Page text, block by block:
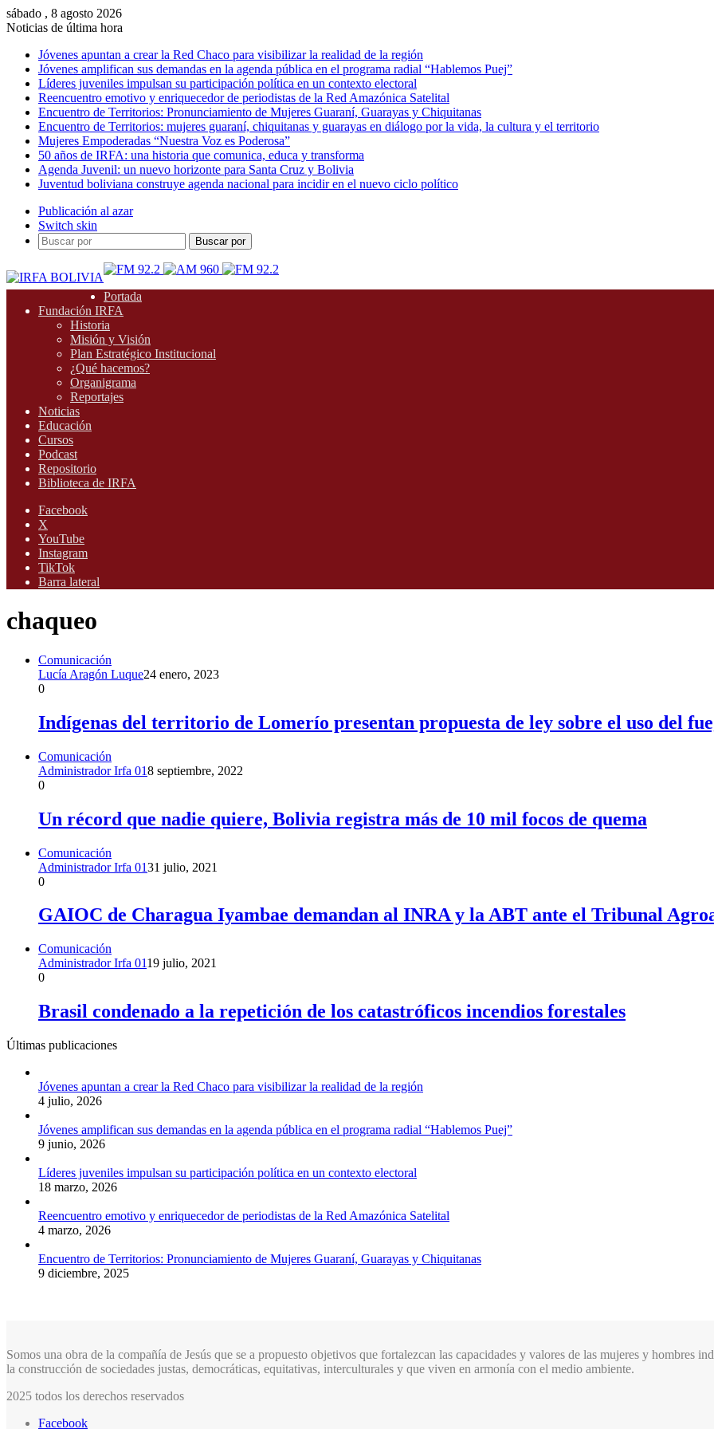
sábado , 8 agosto 2026
Noticias de última hora
Jóvenes apuntan a crear la Red Chaco para visibilizar la realidad de la región
Jóvenes amplifican sus demandas en la agenda pública en el programa radial “Hablemos Puej”
Líderes juveniles impulsan su participación política en un contexto electoral
Reencuentro emotivo y enriquecedor de periodistas de la Red Amazónica Satelital
Encuentro de Territorios: Pronunciamiento de Mujeres Guaraní, Guarayas y Chiquitanas
Encuentro de Territorios: mujeres guaraní, chiquitanas y guarayas en diálogo por la vida, la cultura y el territorio
Mujeres Empoderadas “Nuestra Voz es Poderosa”
50 años de IRFA: una historia que comunica, educa y transforma
Agenda Juvenil: un nuevo horizonte para Santa Cruz y Bolivia
Juventud boliviana construye agenda nacional para incidir en el nuevo ciclo político
Publicación al azar
Switch skin
Buscar por
Portada
Fundación IRFA
Historia
Misión y Visión
Plan Estratégico Institucional
¿Qué hacemos?
Organigrama
Reportajes
Noticias
Educación
Cursos
Podcast
Repositorio
Biblioteca de IRFA
Facebook
X
YouTube
Instagram
TikTok
Barra lateral
chaqueo
Comunicación
Lucía Aragón Luque24 enero, 2023
0
Indígenas del territorio de Lomerío presentan propuesta de ley sobre el uso del
Comunicación
Administrador Irfa 018 septiembre, 2022
0
Un récord que nadie quiere, Bolivia registra más de 10 mil focos de quema
Comunicación
Administrador Irfa 0131 julio, 2021
0
GAIOC de Charagua Iyambae demandan al INRA y la ABT ante el Tribunal
Comunicación
Administrador Irfa 0119 julio, 2021
0
Brasil condenado a la repetición de los catastróficos incendios forestales
Últimas publicaciones
Jóvenes apuntan a crear la Red Chaco para visibilizar la realidad de la región
4 julio, 2026
Jóvenes amplifican sus demandas en la agenda pública en el programa radial “Hablemos Puej”
9 junio, 2026
Líderes juveniles impulsan su participación política en un contexto electoral
18 marzo, 2026
Reencuentro emotivo y enriquecedor de periodistas de la Red Amazónica Satelital
4 marzo, 2026
Encuentro de Territorios: Pronunciamiento de Mujeres Guaraní, Guarayas y Chiquitanas
9 diciembre, 2025
Somos una obra de la compañía de Jesús que se a propuesto objetivos que fortalezcan las capacidades y valores de las mujeres y hombres
la construcción de sociedades justas, democráticas, equitativas, interculturales y que viven en armonía con el medio ambiente.
2025 todos los derechos reservados
Facebook